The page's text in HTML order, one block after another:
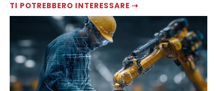
TI POTREBBERO INTERESSARE ⇢